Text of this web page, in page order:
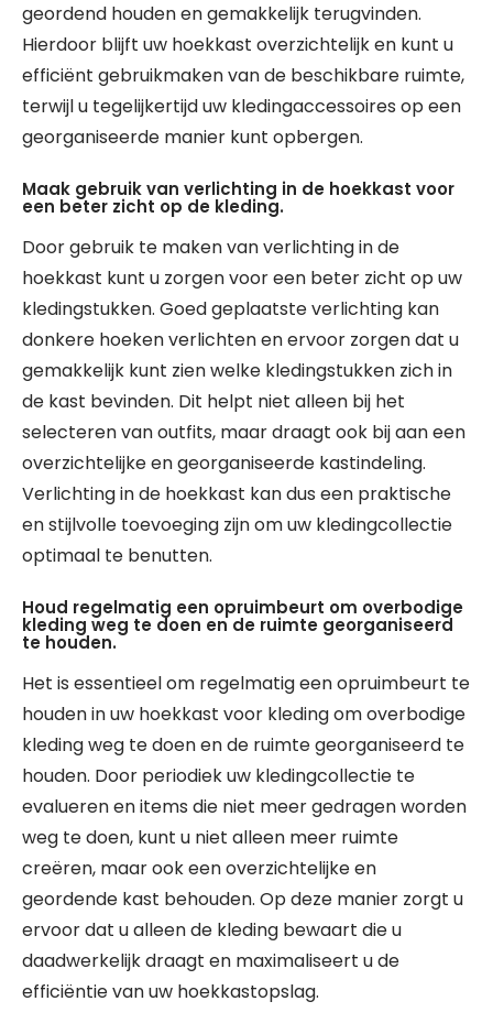
geordend houden en gemakkelijk terugvinden.
Hierdoor blijft uw hoekkast overzichtelijk en kunt u
efficiënt gebruikmaken van de beschikbare ruimte,
terwijl u tegelijkertijd uw kledingaccessoires op een
georganiseerde manier kunt opbergen.
Maak gebruik van verlichting in de hoekkast voor
een beter zicht op de kleding.
Door gebruik te maken van verlichting in de
hoekkast kunt u zorgen voor een beter zicht op uw
kledingstukken. Goed geplaatste verlichting kan
donkere hoeken verlichten en ervoor zorgen dat u
gemakkelijk kunt zien welke kledingstukken zich in
de kast bevinden. Dit helpt niet alleen bij het
selecteren van outfits, maar draagt ook bij aan een
overzichtelijke en georganiseerde kastindeling.
Verlichting in de hoekkast kan dus een praktische
en stijlvolle toevoeging zijn om uw kledingcollectie
optimaal te benutten.
Houd regelmatig een opruimbeurt om overbodige
kleding weg te doen en de ruimte georganiseerd
te houden.
Het is essentieel om regelmatig een opruimbeurt te
houden in uw hoekkast voor kleding om overbodige
kleding weg te doen en de ruimte georganiseerd te
houden. Door periodiek uw kledingcollectie te
evalueren en items die niet meer gedragen worden
weg te doen, kunt u niet alleen meer ruimte
creëren, maar ook een overzichtelijke en
geordende kast behouden. Op deze manier zorgt u
ervoor dat u alleen de kleding bewaart die u
daadwerkelijk draagt en maximaliseert u de
efficiëntie van uw hoekkastopslag.